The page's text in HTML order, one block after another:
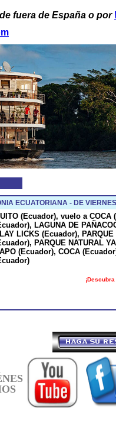
fuera de España o por
ECUATORIANA - DE
(Ecuador), vuelo a COCA
LAGUNA DE
LICKS (Ecuador), PARQUE
PARQUE NATURAL
(Ecuador), COCA